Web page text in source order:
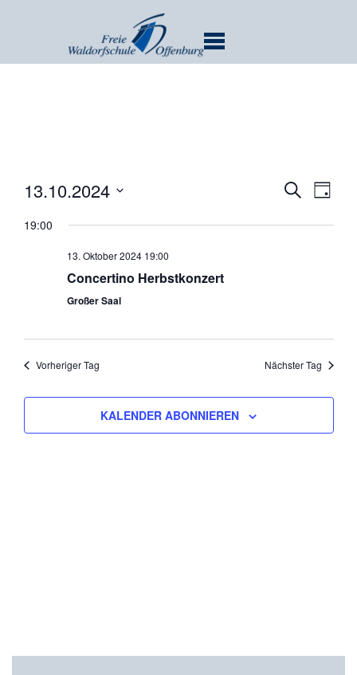
und
SUCHE
TAG
13.10.2024
19:00
13. Oktober 2024 19:00
Concertino Herbstkonzert
Großer Saal
Vorheriger Tag Nächster Tag
KALENDER ABONNIEREN